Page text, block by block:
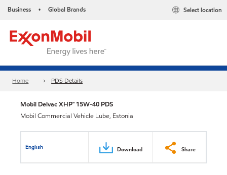
Business • Global Brands Select location
Home PDS Details
Mobil Delvac XHP™ 15W-40 PDS
Mobil Commercial Vehicle Lube, Estonia
English Download Share